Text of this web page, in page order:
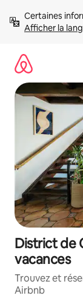
directement
Afficher la
District de
vacances
Trouvez et
Airbnb